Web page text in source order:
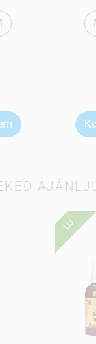
ÚJ